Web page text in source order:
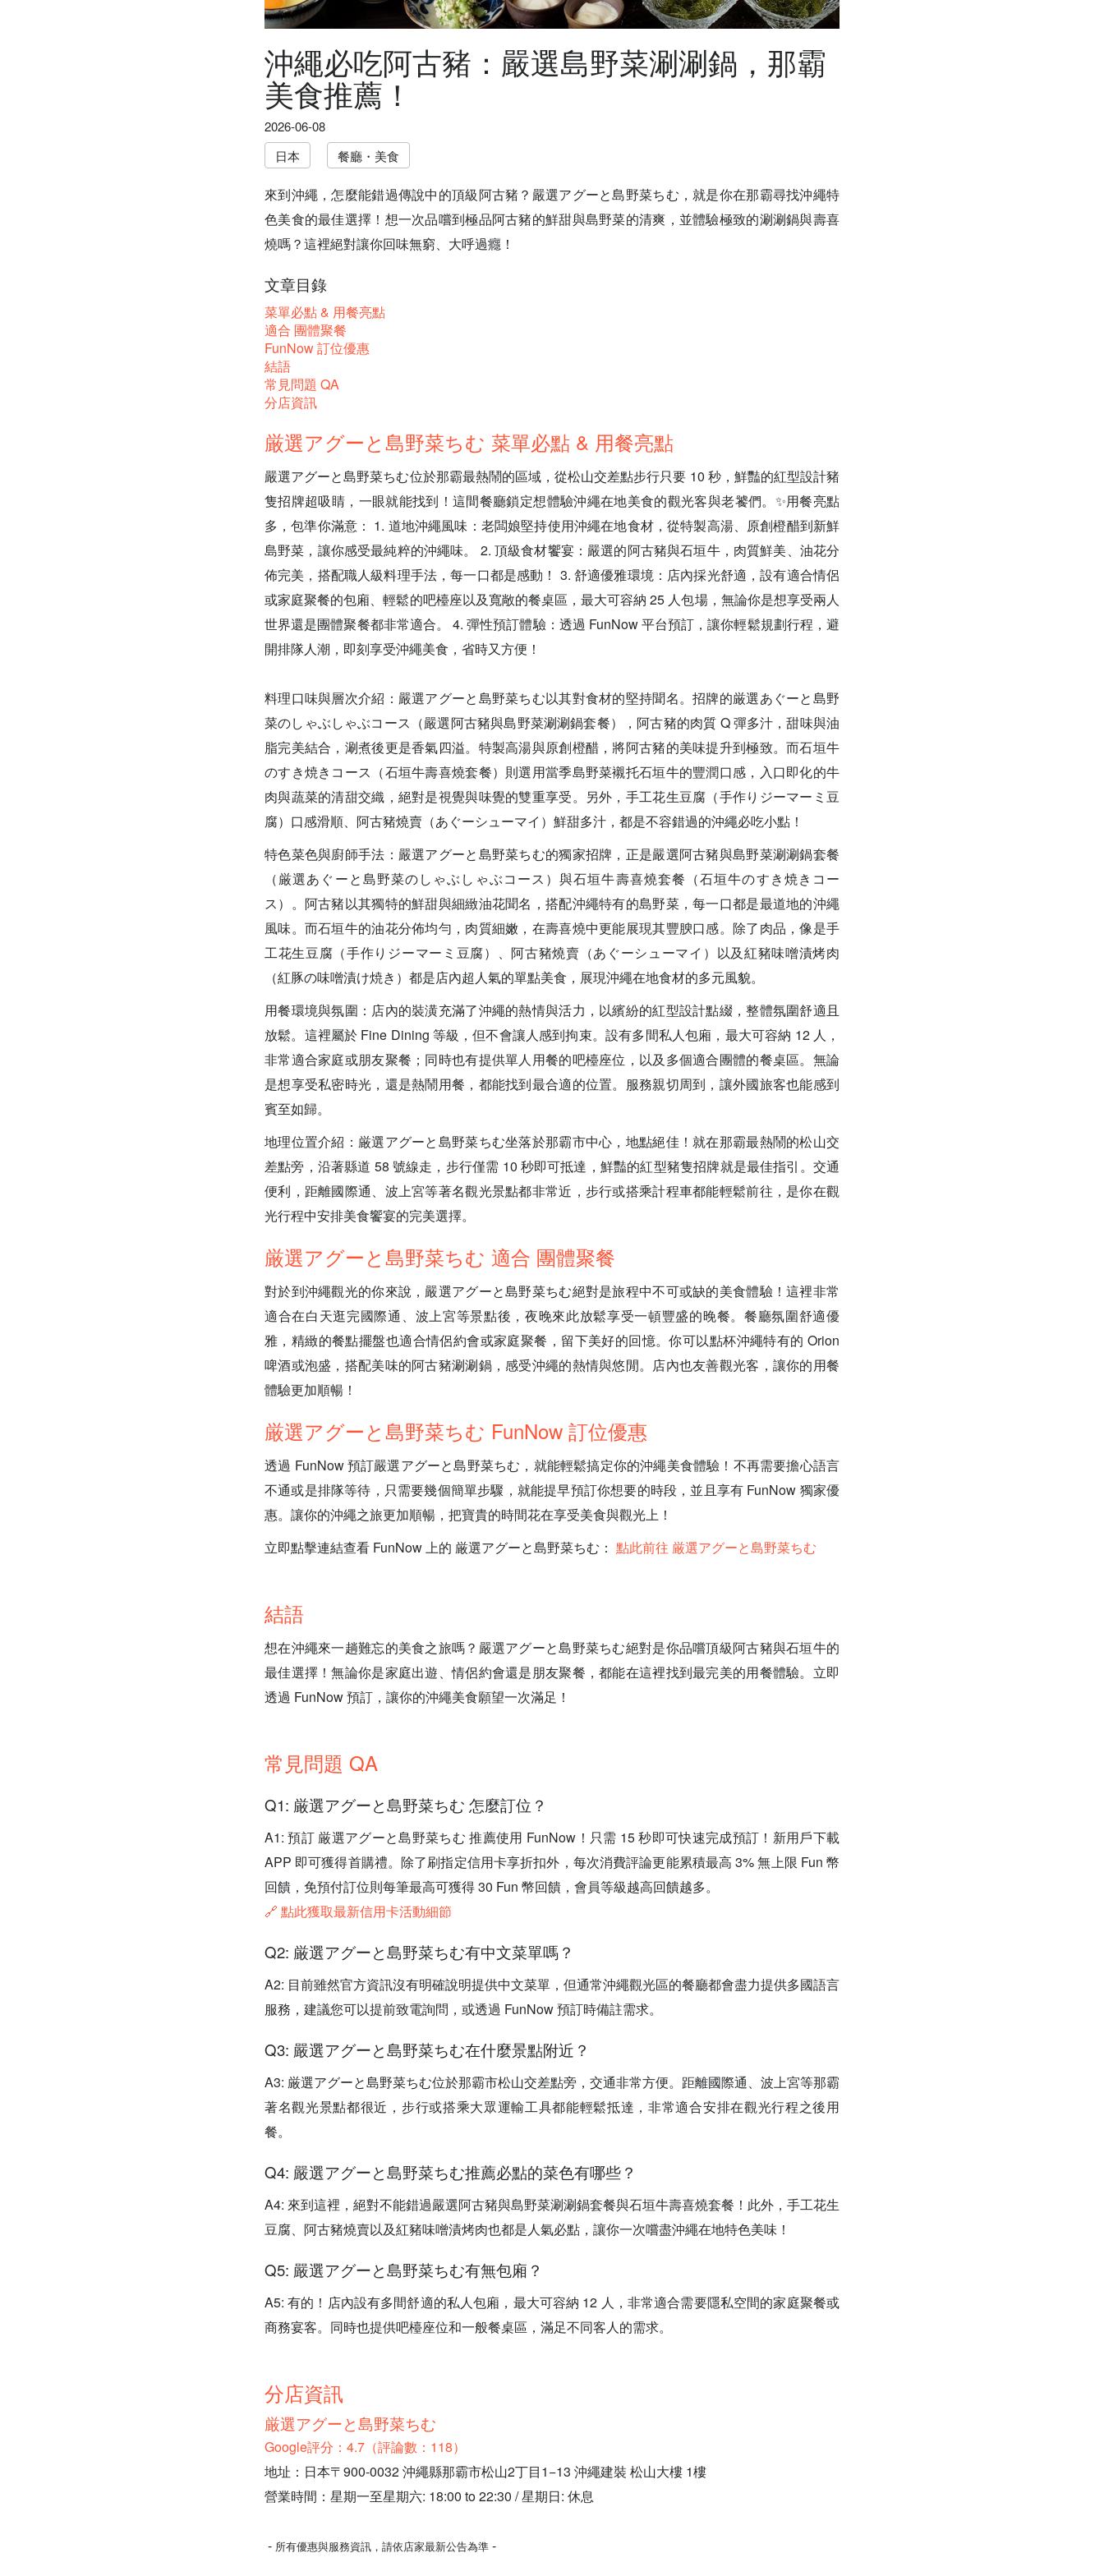
沖繩必吃阿古豬：嚴選島野菜涮涮鍋，那霸
美食推薦！
2026-06-08
日本
餐廳・美食
來到沖繩，怎麼能錯過傳說中的頂級阿古豬？嚴選アグーと島野菜ちむ，就是你在那霸尋找沖繩特
色美食的最佳選擇！想一次品嚐到極品阿古豬的鮮甜與島野菜的清爽，並體驗極致的涮涮鍋與壽喜
燒嗎？這裡絕對讓你回味無窮、大呼過癮！
文章目錄
菜單必點 & 用餐亮點
適合 團體聚餐
FunNow 訂位優惠
結語
常見問題 QA
分店資訊
厳選アグーと島野菜ちむ 菜單必點 & 用餐亮點
嚴選アグーと島野菜ちむ位於那霸最熱鬧的區域，從松山交差點步行只要 10 秒，鮮豔的紅型設計豬
隻招牌超吸睛，一眼就能找到！這間餐廳鎖定想體驗沖繩在地美食的觀光客與老饕們。✨用餐亮點
多，包準你滿意： 1. 道地沖繩風味：老闆娘堅持使用沖繩在地食材，從特製高湯、原創橙醋到新鮮
島野菜，讓你感受最純粹的沖繩味。 2. 頂級食材饗宴：嚴選的阿古豬與石垣牛，肉質鮮美、油花分
佈完美，搭配職人級料理手法，每一口都是感動！ 3. 舒適優雅環境：店內採光舒適，設有適合情侶
或家庭聚餐的包廂、輕鬆的吧檯座以及寬敞的餐桌區，最大可容納 25 人包場，無論你是想享受兩人
世界還是團體聚餐都非常適合。 4. 彈性預訂體驗：透過 FunNow 平台預訂，讓你輕鬆規劃行程，避
開排隊人潮，即刻享受沖繩美食，省時又方便！
料理口味與層次介紹：嚴選アグーと島野菜ちむ以其對食材的堅持聞名。招牌的厳選あぐーと島野
菜のしゃぶしゃぶコース（嚴選阿古豬與島野菜涮涮鍋套餐），阿古豬的肉質 Q 彈多汁，甜味與油
脂完美結合，涮煮後更是香氣四溢。特製高湯與原創橙醋，將阿古豬的美味提升到極致。而石垣牛
のすき焼きコース（石垣牛壽喜燒套餐）則選用當季島野菜襯托石垣牛的豐潤口感，入口即化的牛
肉與蔬菜的清甜交織，絕對是視覺與味覺的雙重享受。另外，手工花生豆腐（手作りジーマーミ豆
腐）口感滑順、阿古豬燒賣（あぐーシューマイ）鮮甜多汁，都是不容錯過的沖繩必吃小點！
特色菜色與廚師手法：嚴選アグーと島野菜ちむ的獨家招牌，正是嚴選阿古豬與島野菜涮涮鍋套餐
（厳選あぐーと島野菜のしゃぶしゃぶコース）與石垣牛壽喜燒套餐（石垣牛のすき焼きコー
ス）。阿古豬以其獨特的鮮甜與細緻油花聞名，搭配沖繩特有的島野菜，每一口都是最道地的沖繩
風味。而石垣牛的油花分佈均勻，肉質細嫩，在壽喜燒中更能展現其豐腴口感。除了肉品，像是手
工花生豆腐（手作りジーマーミ豆腐）、阿古豬燒賣（あぐーシューマイ）以及紅豬味噌漬烤肉
（紅豚の味噌漬け焼き）都是店內超人氣的單點美食，展現沖繩在地食材的多元風貌。
用餐環境與氛圍：店內的裝潢充滿了沖繩的熱情與活力，以繽紛的紅型設計點綴，整體氛圍舒適且
放鬆。這裡屬於 Fine Dining 等級，但不會讓人感到拘束。設有多間私人包廂，最大可容納 12 人，
非常適合家庭或朋友聚餐；同時也有提供單人用餐的吧檯座位，以及多個適合團體的餐桌區。無論
是想享受私密時光，還是熱鬧用餐，都能找到最合適的位置。服務親切周到，讓外國旅客也能感到
賓至如歸。
地理位置介紹：厳選アグーと島野菜ちむ坐落於那霸市中心，地點絕佳！就在那霸最熱鬧的松山交
差點旁，沿著縣道 58 號線走，步行僅需 10 秒即可抵達，鮮豔的紅型豬隻招牌就是最佳指引。交通
便利，距離國際通、波上宮等著名觀光景點都非常近，步行或搭乘計程車都能輕鬆前往，是你在觀
光行程中安排美食饗宴的完美選擇。
厳選アグーと島野菜ちむ 適合 團體聚餐
對於到沖繩觀光的你來說，嚴選アグーと島野菜ちむ絕對是旅程中不可或缺的美食體驗！這裡非常
適合在白天逛完國際通、波上宮等景點後，夜晚來此放鬆享受一頓豐盛的晚餐。餐廳氛圍舒適優
雅，精緻的餐點擺盤也適合情侶約會或家庭聚餐，留下美好的回憶。你可以點杯沖繩特有的 Orion
啤酒或泡盛，搭配美味的阿古豬涮涮鍋，感受沖繩的熱情與悠閒。店內也友善觀光客，讓你的用餐
體驗更加順暢！
厳選アグーと島野菜ちむ FunNow 訂位優惠
透過 FunNow 預訂嚴選アグーと島野菜ちむ，就能輕鬆搞定你的沖繩美食體驗！不再需要擔心語言
不通或是排隊等待，只需要幾個簡單步驟，就能提早預訂你想要的時段，並且享有 FunNow 獨家優
惠。讓你的沖繩之旅更加順暢，把寶貴的時間花在享受美食與觀光上！
立即點擊連結查看 FunNow 上的 厳選アグーと島野菜ちむ： 點此前往 厳選アグーと島野菜ちむ
結語
想在沖繩來一趟難忘的美食之旅嗎？嚴選アグーと島野菜ちむ絕對是你品嚐頂級阿古豬與石垣牛的
最佳選擇！無論你是家庭出遊、情侶約會還是朋友聚餐，都能在這裡找到最完美的用餐體驗。立即
透過 FunNow 預訂，讓你的沖繩美食願望一次滿足！
常見問題 QA
Q1: 厳選アグーと島野菜ちむ 怎麼訂位？
A1: 預訂 厳選アグーと島野菜ちむ 推薦使用 FunNow！只需 15 秒即可快速完成預訂！新用戶下載
APP 即可獲得首購禮。除了刷指定信用卡享折扣外，每次消費評論更能累積最高 3% 無上限 Fun 幣
回饋，免預付訂位則每筆最高可獲得 30 Fun 幣回饋，會員等級越高回饋越多。
🔗 點此獲取最新信用卡活動細節
Q2: 厳選アグーと島野菜ちむ有中文菜單嗎？
A2: 目前雖然官方資訊沒有明確說明提供中文菜單，但通常沖繩觀光區的餐廳都會盡力提供多國語言
服務，建議您可以提前致電詢問，或透過 FunNow 預訂時備註需求。
Q3: 嚴選アグーと島野菜ちむ在什麼景點附近？
A3: 厳選アグーと島野菜ちむ位於那霸市松山交差點旁，交通非常方便。距離國際通、波上宮等那霸
著名觀光景點都很近，步行或搭乘大眾運輸工具都能輕鬆抵達，非常適合安排在觀光行程之後用
餐。
Q4: 嚴選アグーと島野菜ちむ推薦必點的菜色有哪些？
A4: 來到這裡，絕對不能錯過嚴選阿古豬與島野菜涮涮鍋套餐與石垣牛壽喜燒套餐！此外，手工花生
豆腐、阿古豬燒賣以及紅豬味噌漬烤肉也都是人氣必點，讓你一次嚐盡沖繩在地特色美味！
Q5: 嚴選アグーと島野菜ちむ有無包廂？
A5: 有的！店內設有多間舒適的私人包廂，最大可容納 12 人，非常適合需要隱私空間的家庭聚餐或
商務宴客。同時也提供吧檯座位和一般餐桌區，滿足不同客人的需求。
分店資訊
厳選アグーと島野菜ちむ
Google評分：4.7（評論數：118）
地址：日本〒900-0032 沖繩縣那霸市松山2丁目1−13 沖繩建裝 松山大樓 1樓
營業時間：星期一至星期六: 18:00 to 22:30 / 星期日: 休息
- 所有優惠與服務資訊，請依店家最新公告為準 -